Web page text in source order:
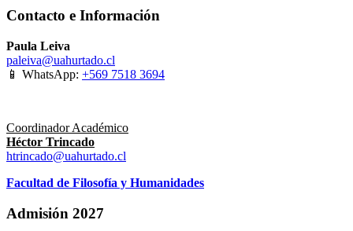
Contacto e Información
Paula Leiva
paleiva@uahurtado.cl
📱 WhatsApp: +569 7518 3694
Coordinador Académico
Héctor Trincado
htrincado@uahurtado.cl
Facultad de Filosofía y Humanidades
Admisión 2027